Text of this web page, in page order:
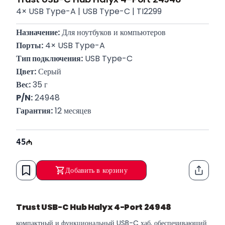
4× USB Type-A | USB Type-C | TI2299
Назначение: Для ноутбуков и компьютеров
Порты: 4× USB Type-A
Тип подключения: USB Type-C
Цвет: Серый
Вес: 35 г
P/N: 24948
Гарантия: 12 месяцев
45
Добавить в корзину
Trust USB-C Hub Halyx 4-Port 24948
компактный и функциональный USB-C хаб, обеспечивающий